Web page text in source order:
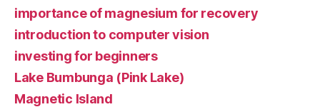
importance of magnesium for recovery
introduction to computer vision
investing for beginners
Lake Bumbunga (Pink Lake)
Magnetic Island